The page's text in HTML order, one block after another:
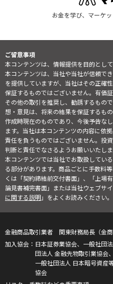
お金を学び、マーケ
ご留意事項
本コンテンツは、情報提供を目的として
本コンテンツは、当社や当社が信頼で
を提供していますが、当社はその正確
保証するものではございません。有価
その他の取引を推奨し、勧誘するもの
想・意見は、将来の結果を保証するも
作成時現在のものであり、今後予告な
ます。当社は本コンテンツの内容に依
責任を負うものではございません。投
判断と責任でなさるようお願いいたしま
本コンテンツでは当社でお取扱してい
る部分があります。商品ごとに手数料
くは「契約締結前交付書面」、「上場
論見書補完書面」または当社ウェブサ
に関する説明」をよくお読みください。
金融商品取引業者 関東財務局長（金
日本証券業協会、一般社団
団法人 金融先物取引業協会、
一般社団法人 日本暗号資産
協会